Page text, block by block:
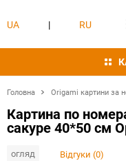
UA | RU
Головна Origami картини за
Картина по
сакуре 40*50 см
огляд Відгуки (0)